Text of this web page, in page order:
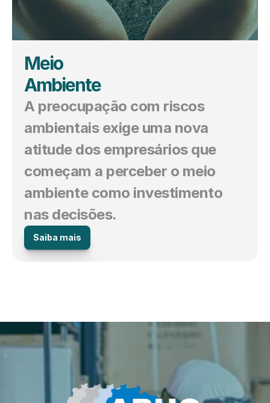
Meio
Ambiente
A preocupação com riscos
ambientais exige uma nova
atitude dos empresários que
começam a perceber o meio
ambiente como investimento
nas decisões.
Saiba mais